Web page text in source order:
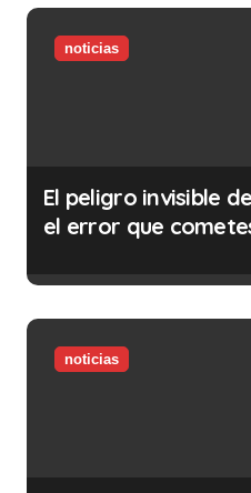
noticias
El peligro invisible
el error que
ilegalidad que te
la vida)
noticias